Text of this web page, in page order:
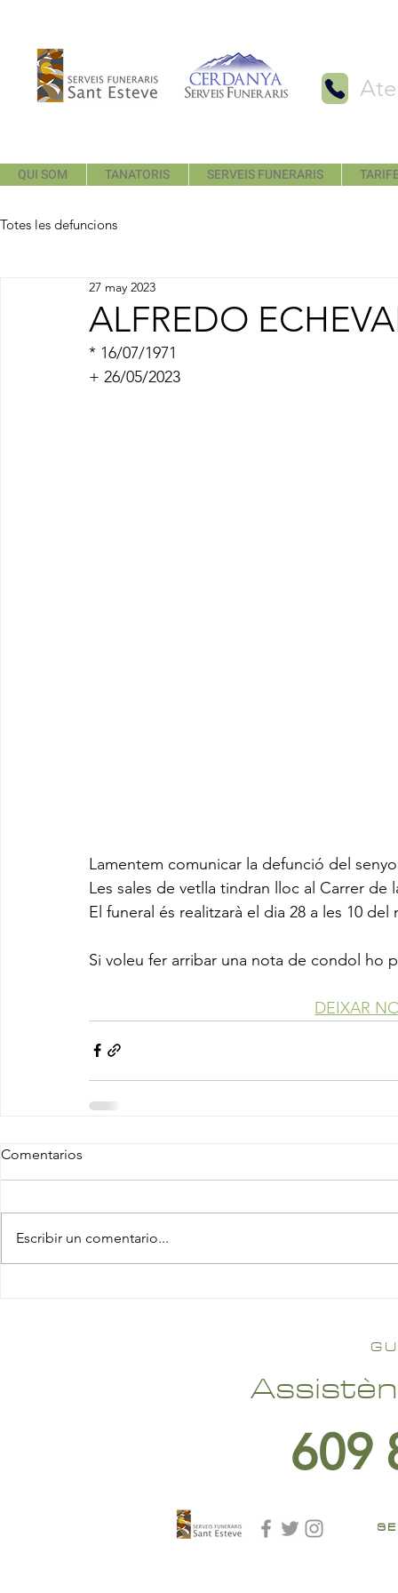
QUI SOM TANATORIS SERVEIS FUNERARIS
Totes les defuncions
ALFREDO
27 may 2023
* 16/07/1971
+ 26/05/2023
Lamentem comunicar la defunció del
Les sales de vetlla tindran lloc al Carrer
El funeral és realitzarà el dia 28 a les 10
Si voleu fer arribar una nota de condol ho
DEIXAR
Comentarios
Escribir un comentario...
609